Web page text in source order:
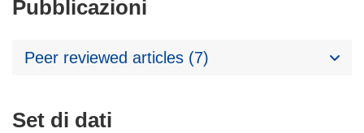
Pubblicazioni
Peer reviewed articles (7)
Set di dati